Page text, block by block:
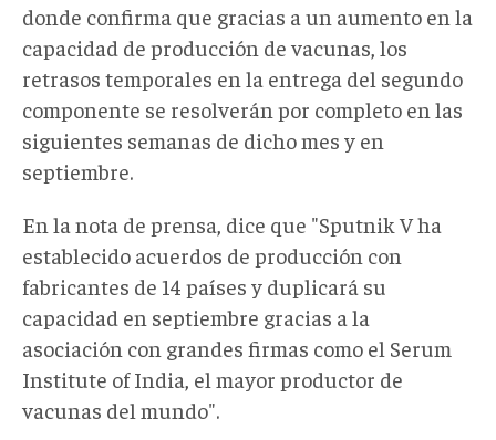
donde confirma que gracias a un aumento en la
capacidad de producción de vacunas, los
retrasos temporales en la entrega del segundo
componente se resolverán por completo en las
siguientes semanas de dicho mes y en
septiembre.
En la nota de prensa, dice que "Sputnik V ha
establecido acuerdos de producción con
fabricantes de 14 países y duplicará su
capacidad en septiembre gracias a la
asociación con grandes firmas como el Serum
Institute of India, el mayor productor de
vacunas del mundo".